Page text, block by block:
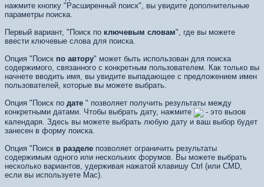
нажмите кнопку "Расширенный поиск", вы увидите дополнительные
параметры поиска.
Первый вариант, "Поиск по ключевым словам", где вы можете
ввести ключевые слова для поиска.
Опция "Поиск по автору" может быть использован для поиска
содержимого, связанного с конкретным пользователем. Как только вы
начнете вводить имя, вы увидите выпадающее с предложением имен
пользователей, которые вы можете выбрать.
Опция "Поиск по дате " позволяет получить результаты между
конкретными датами. Чтобы выбрать дату, нажмите
- это вызов
календаря. Здесь вы можете выбрать любую дату и ваш выбор будет
занесен в форму поиска.
Опция "Поиск в разделе позволяет ограничить результаты
содержимым одного или нескольких форумов. Вы можете выбрать
несколько вариантов, удерживая нажатой клавишу Ctrl (или CMD,
если вы используете Mac).